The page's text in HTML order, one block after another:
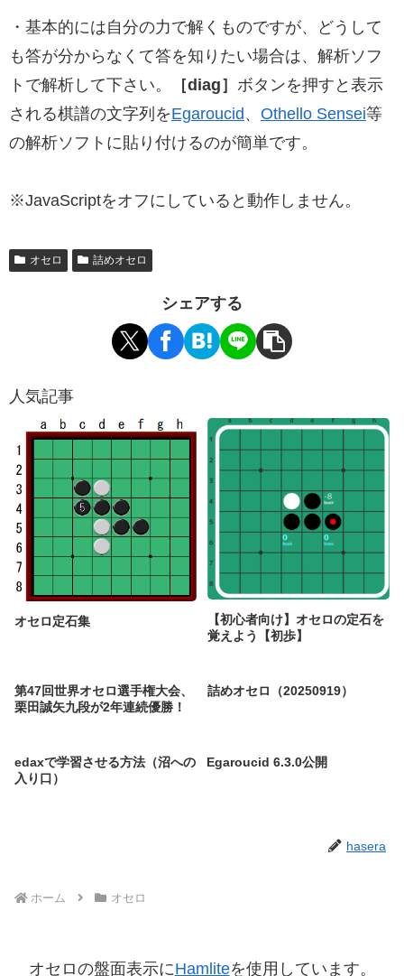
・基本的には自分の力で解くものですが、どうして
も答が分からなくて答を知りたい場合は、解析ソフ
トで解析して下さい。
［diag］ ボタンを押すと表示
される棋譜の文字列をEgaroucid、 Othello Sensei等
の解析ソフトに貼り付けるのが簡単です。
※JavaScriptをオフにしていると動作しません。
オセロ 詰めオセロ
シェアする
人気記事
オセロ定石集
【初心者向け】オセロの定石を
覚えよう【初歩】
第47回世界オセロ選手権大会、
栗田誠矢九段が2年連続優勝！
詰めオセロ（20250919）
edaxで学習させる方法（沼への
入り口）
Egaroucid 6.3.0公開
hasera
ホーム オセロ
オセロの盤面表示にHamliteを使用しています。